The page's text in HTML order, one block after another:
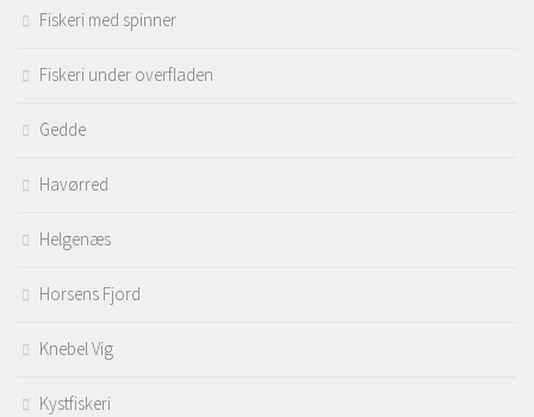
Fiskeri med spinner
Fiskeri under overfladen
Gedde
Havørred
Helgenæs
Horsens Fjord
Knebel Vig
Kystfiskeri